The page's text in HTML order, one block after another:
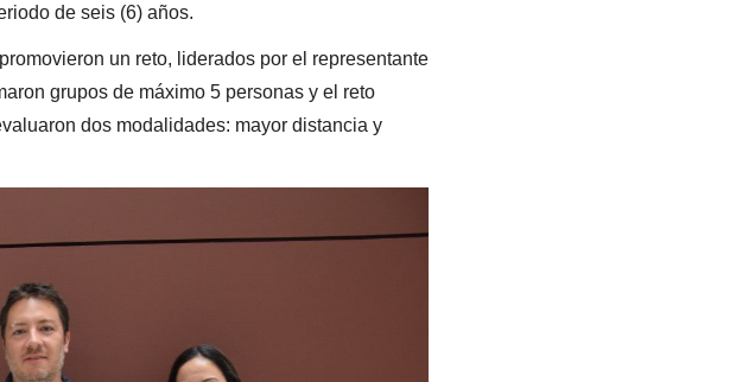
de seis (6) años.
promovieron un reto, liderados por el representante
grupos de máximo 5 personas y el reto
dos modalidades: mayor distancia y